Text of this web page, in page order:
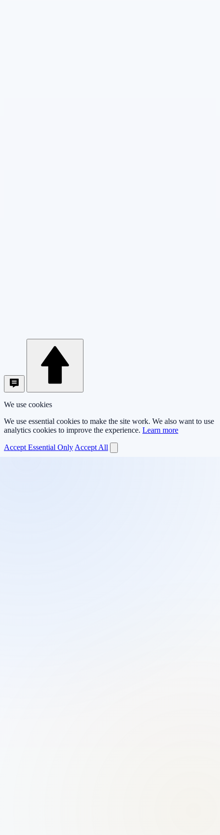
We use cookies
We use essential cookies to make the site work. We also want to use
analytics cookies to improve the experience. Learn more
Accept Essential Only Accept All